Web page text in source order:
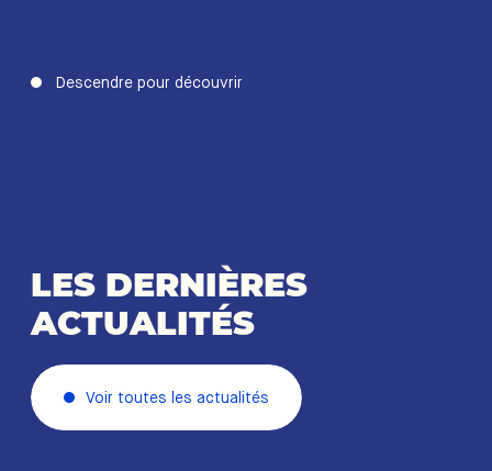
Descendre pour découvrir
LES DERNIÈRES
ACTUALITÉS
Voir toutes les actualités